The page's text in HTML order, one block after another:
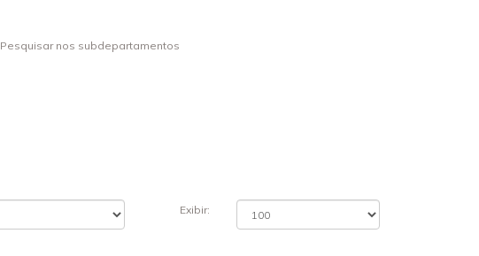
Pesquisar nos subdepartamentos
Exibir: